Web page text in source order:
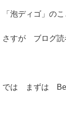
「泡ディゴ」の
さすが ブログ読
では まずは